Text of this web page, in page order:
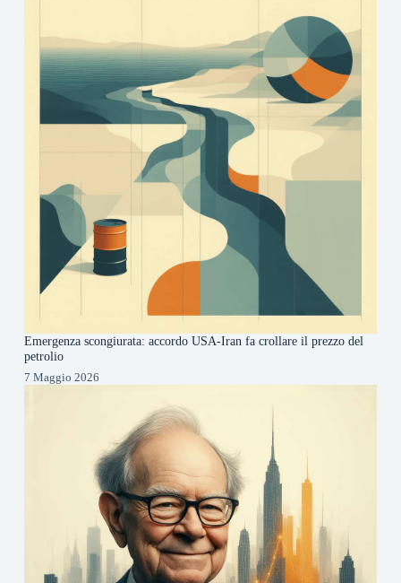
Emergenza scongiurata: accordo USA-Iran fa crollare il prezzo del
petrolio
7 Maggio 2026